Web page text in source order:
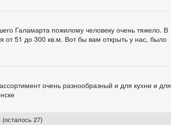
Галамарта пожилому человеку очень тяжело. В
51 до 300 кв.м. Вот бы вам открыть у нас, было
очень разнообразный и для кухни и для
27)